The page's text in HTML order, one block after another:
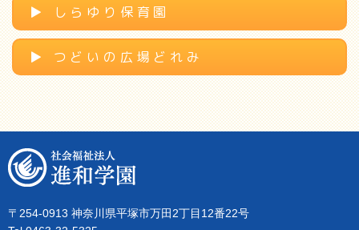
▶︎ しらゆり保育園
▶︎ つどいの広場どれみ
〒254-0913 神奈川県平塚市万田2丁目12番22号